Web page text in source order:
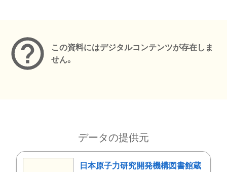
この資料にはデジタルコンテンツが存在しま
せん。
データの提供元
日本原子力研究開発機構図書館蔵